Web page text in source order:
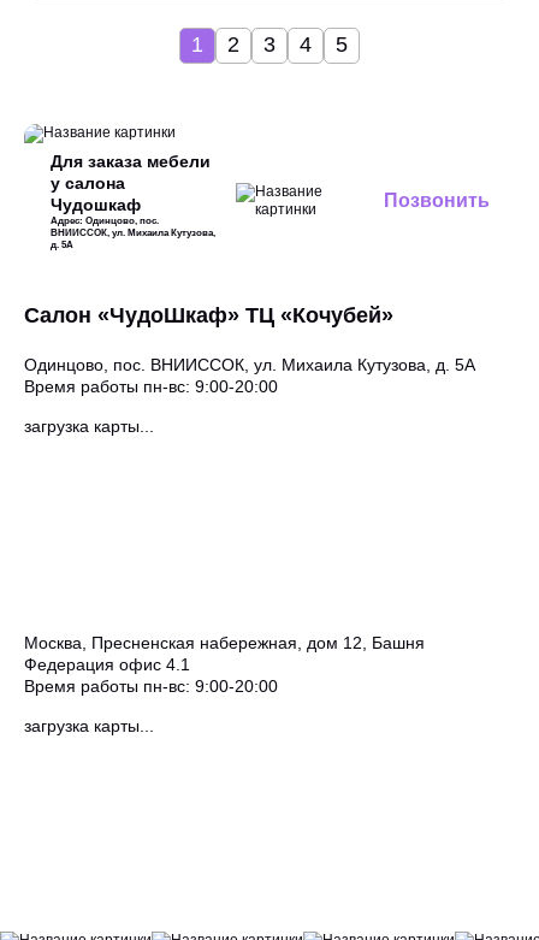
1 2 3 4 5
Для заказа мебели
у салона
Чудошкаф
Адрес: Одинцово, пос.
ВНИИССОК, ул. Михаила Кутузова,
д. 5А
Позвонить
Салон «ЧудоШкаф» ТЦ «Кочубей»
Одинцово, пос. ВНИИССОК, ул. Михаила Кутузова, д. 5А
Время работы пн-вс: 9:00-20:00
загрузка карты...
Москва, Пресненская набережная, дом 12, Башня
Федерация офис 4.1
Время работы пн-вс: 9:00-20:00
загрузка карты...